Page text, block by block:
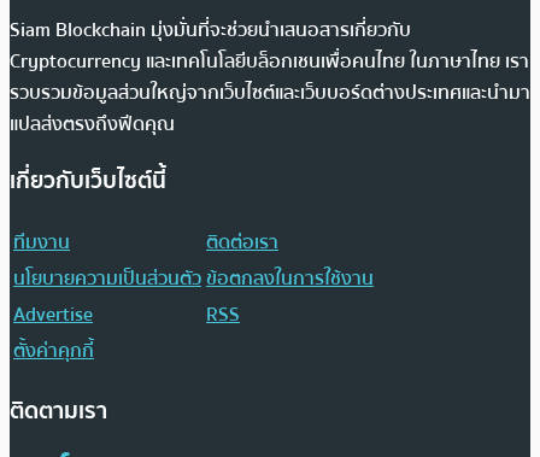
Siam Blockchain มุ่งมั่นที่จะช่วยนำเสนอสารเกี่ยวกับ
Cryptocurrency และเทคโนโลยีบล็อกเชนเพื่อคนไทย ในภาษาไทย เรา
รวบรวมข้อมูลส่วนใหญ่จากเว็บไซต์และเว็บบอร์ดต่างประเทศและนำมา
แปลส่งตรงถึงฟีดคุณ
เกี่ยวกับเว็บไซต์นี้
ทีมงาน
ติดต่อเรา
นโยบายความเป็นส่วนตัวข้อตกลงในการใช้งาน
Advertise
RSS
ตั้งค่าคุกกี้
ติดตามเรา